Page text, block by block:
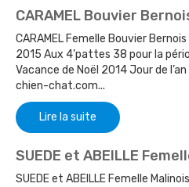
CARAMEL Bouvier
CARAMEL Femelle Bouvier
2015 Aux 4’pattes 38 pour la
Vacance de Noël 2014 Jour de
chien-chat.com...
Lire la suite
SUEDE et ABEILLE
SUEDE et ABEILLE Femelle